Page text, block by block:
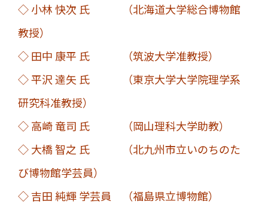
◇ 小林 快次 氏 （北海道大学総合博物館
教授）
◇ 田中 康平 氏 （筑波大学准教授）
◇ 平沢 達矢 氏 （東京大学大学院理学系
研究科准教授）
◇ 高崎 竜司 氏 （岡山理科大学助教）
◇ 大橋 智之 氏 （北九州市立いのちのた
び博物館学芸員）
◇ 吉田 純輝 学芸員 （福島県立博物館）